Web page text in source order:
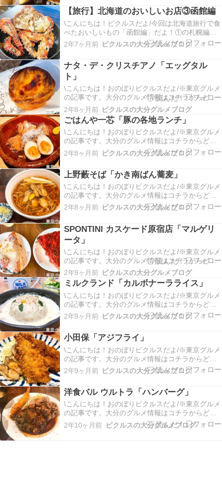
んがあったよ。「看板」ビルの狭い階段を上がっ
た先にお店…
【旅行】北海道のおいしいお店③函館編
\こんにちは！ピクルスだよ/今回は北海道旅行で食
べたおいしいもの「函館編」だよ！①の札幌編は
こちら↓②の小樽編はこちら↓ ​一応おいしいもの編
になってるけど、正直札幌編と小樽編に比べて感
たかもー。とりあえず函館旅行の参考程度にして
くれる…
2年7ヶ月前 ピクルスの大分グルメブログ
ナタ・デ・クリスチアノ「エッグタル
ト」
\こんにちは！おのぼりピクルスだよ/※東京グルメ
の記事です。大分のグルメ情報はコチラからどう
ぞ今回は代々木公園の近くにあるエッグタルトの
お店「ナタ・デ・クリスチアノ」さんに行ってき
たよ。少し時間かかるけど、渋谷駅からでも歩い
て行ける距離だねぇ。普通に来店しても買えるけ
ど、列ができ…
2年8ヶ月前 ピクルスの大分グルメブログ
ごはんや一芯「豚の各地ランチ」
\こんにちは！おのぼりピクルスだよ/※東京グルメ
の記事です。大分のグルメ情報はコチラからどう
ぞ今回は渋谷区代官山にある人気の和食屋「ごは
んや一芯」さんに行ってきたよ。最寄り駅は代官
くよ。開店が11時30分からで、ピクルスは土曜日
の10…
2年8ヶ月前 ピクルスの大分グルメブログ
上野藪そば「かき南ばん蕎麦」
\こんにちは！おのぼりピクルスだよ/※東京グルメ
の記事です。大分のグルメ情報はコチラからどう
ぞ今回は上野にあるそば屋「上野藪そば」さんに
行ってきたよ。場所はアメ横の近くだねぇ。「外
あるみたい。「飲み物・季節メニュー」「蕎麦メ
ニュー」「…
2年8ヶ月前 ピクルスの大分グルメブログ
SPONTINI カスケード原宿店「マルゲリ
ータ」
\こんにちは！おのぼりピクルスだよ/※東京グルメ
の記事です。大分のグルメ情報はコチラからどう
ぞ今回は原宿にあるピザ屋「SPONTINI カスケー
ド原宿店」さんに行ってきたよ。SPONTINIはイタ
リアのミラノ生まれのピザ屋さんらしく、外国の
ような大きなピザが食べられるみたい。祝日…
2年9ヶ月前 ピクルスの大分グルメブログ
ミルクランド「カルボナーラライス」
\こんにちは！おのぼりピクルスだよ/※東京グルメ
の記事です。大分のグルメ情報はコチラからどう
ぞ今回は目黒区の自由が丘にあるお店「ミルクラ
ンド ホッカイドウ→トウキョウ」さんに行ってき
目印だよ。北海道の乳製品がメインのお店で、1階
はソフ…
2年9ヶ月前 ピクルスの大分グルメブログ
小田保「アジフライ」
\こんにちは！おのぼりピクルスだよ/※東京グルメ
の記事です。大分のグルメ情報はコチラからどう
ぞ今回は江東区にあるとんかつ屋「小田保」さん
に行ってきたよ。場所は豊洲市場で、とんかつ屋
築地にもお店があるらしいんだけど、豊洲の店の
方がおいしい…
2年9ヶ月前 ピクルスの大分グルメブログ
洋食バル ウルトラ「ハンバーグ」
\こんにちは！おのぼりピクルスだよ/※東京グルメ
の記事です。大分のグルメ情報はコチラからどう
ぞ今回は世田谷区にある人気の洋食屋「洋食バル
ウルトラ」に行ってきたよ。最寄り駅は小田急線
2年10ヶ月前 ピクルスの大分グルメブログ